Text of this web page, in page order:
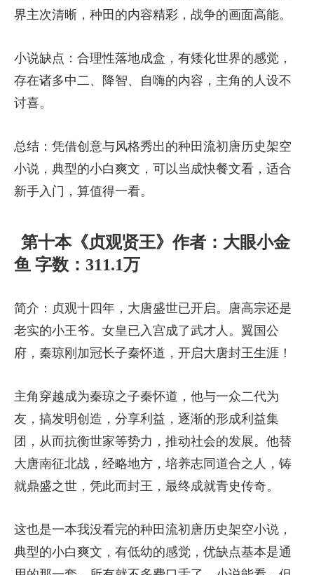
界主次清晰，种田的内容精彩，战争的画面高能。
小说缺点：合理性落地成盒，有矮化世界的感觉，
存在诸多中二、降智、自嗨的内容，主角的人设不
讨喜。
总结：凭借创意与风格秀出的种田流初唐历史架空
小说，典型的小白爽文，可以当成快餐文看，适合
新手入门，算值得一看。
第十本《贞观贤王》作者：大眼小金
鱼 字数：311.1万
简介：贞观十四年，大唐盛世已开启。唐高宗还是
老实的小王爷。女皇已入宫成了武才人。翼国公
府，秦琼刚加冠长子秦怀道，开启大唐封王生涯！
主角穿越成为秦琼之子秦怀道，他与一众二代为
友，搞发明创造，分享利益，逐渐的形成利益集
团，从而抗衡世家等势力，推动社会的发展。他替
大唐南征北战，经略地方，培养志同道合之人，铸
就鼎盛之世，凭此而封王，最终成就青史传奇。
这也是一本我没看完的种田流初唐历史架空小说，
典型的小白爽文，有低幼的感觉，优缺点基本是通